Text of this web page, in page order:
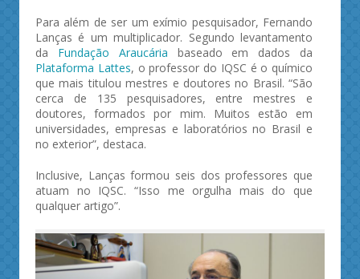
Para além de ser um exímio pesquisador, Fernando
Lanças é um multiplicador. Segundo levantamento
da Fundação Araucária baseado em dados da
Plataforma Lattes, o professor do IQSC é o químico
que mais titulou mestres e doutores no Brasil. “São
cerca de 135 pesquisadores, entre mestres e
doutores, formados por mim. Muitos estão em
universidades, empresas e laboratórios no Brasil e
no exterior”, destaca.
Inclusive, Lanças formou seis dos professores que
atuam no IQSC. “Isso me orgulha mais do que
qualquer artigo”.